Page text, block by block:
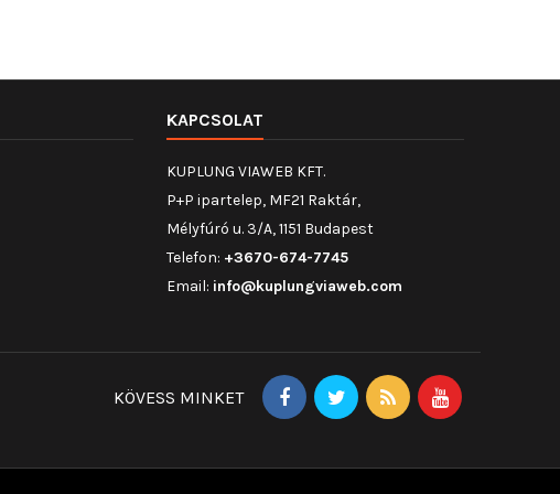
KAPCSOLAT
KUPLUNG VIAWEB KFT.
P+P ipartelep, MF21 Raktár,
Mélyfúró u. 3/A, 1151 Budapest
Telefon: +3670-674-7745
Email: info@kuplungviaweb.com
KÖVESS MINKET